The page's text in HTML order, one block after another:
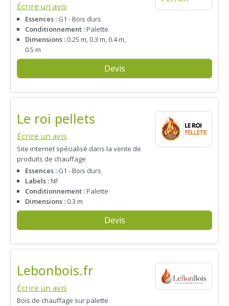
Écrire un avis
Essences : G1 - Bois durs
Conditionnement :Palette
Dimensions : 0.25 m, 0.3 m, 0.4 m,
0.5 m
Devis
Le roi pellets
Écrire un avis
Site internet spécialisé dans la vente de
produits de chauffage
Essences : G1 - Bois durs
Labels :NF
Conditionnement :Palette
Dimensions : 0.3 m
Devis
Lebonbois.fr
Écrire un avis
Bois de chauffage sur palette